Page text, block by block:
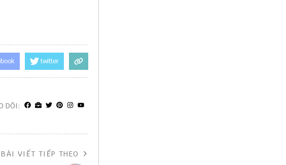
twitter
DÕI:
BÀI VIẾT TIẾP THEO